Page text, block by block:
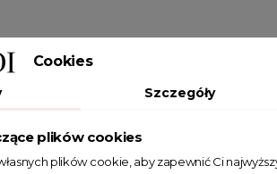
Cookies
Szczegóły
plików cookies
plików cookie, aby zapewnić Ci